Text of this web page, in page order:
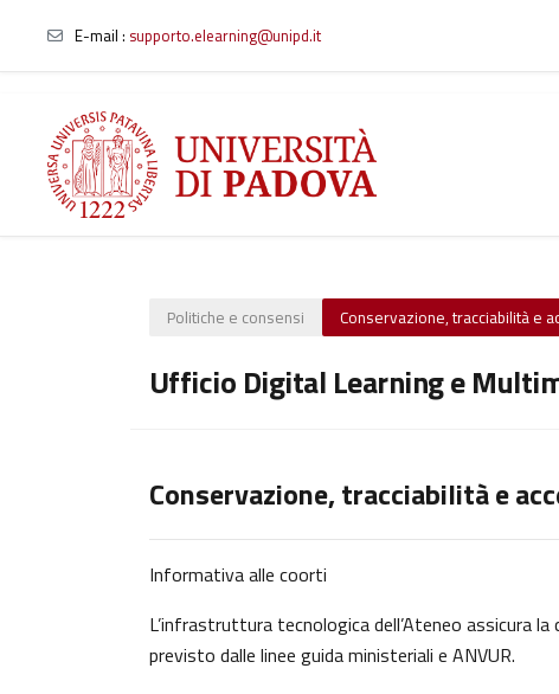
Vai al contenuto principale
E-mail : supporto.elearning@unipd.it
Politiche e consensi Conservazione, tracciabilità e
Ufficio Digital Learning e
Conservazione, tracciabilità e
Informativa alle coorti
L’infrastruttura tecnologica dell’Ateneo assicura
previsto dalle linee guida ministeriali e ANVUR.